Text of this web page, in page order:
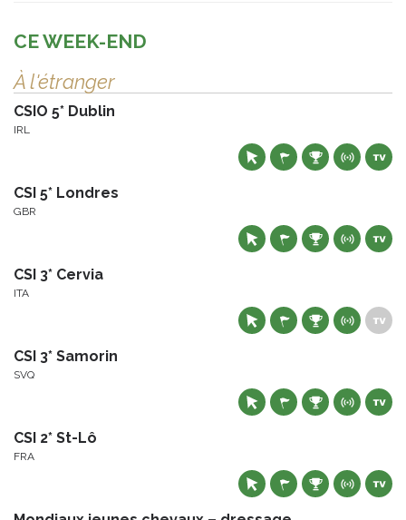
CE WEEK-END
À l'étranger
CSIO 5* Dublin
IRL
CSI 5* Londres
GBR
CSI 3* Cervia
ITA
CSI 3* Samorin
SVQ
CSI 2* St-Lô
FRA